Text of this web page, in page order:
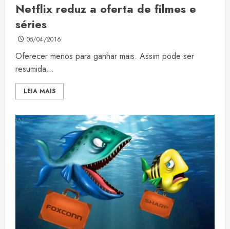
Netflix reduz a oferta de filmes e
séries
05/04/2016
Oferecer menos para ganhar mais. Assim pode ser
resumida...
LEIA MAIS